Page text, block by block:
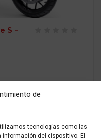
de
tecnologías como las
del dispositivo. El
S –
días Aplicamos 15% de
Aplicamos 25% de
- ALQUILAR